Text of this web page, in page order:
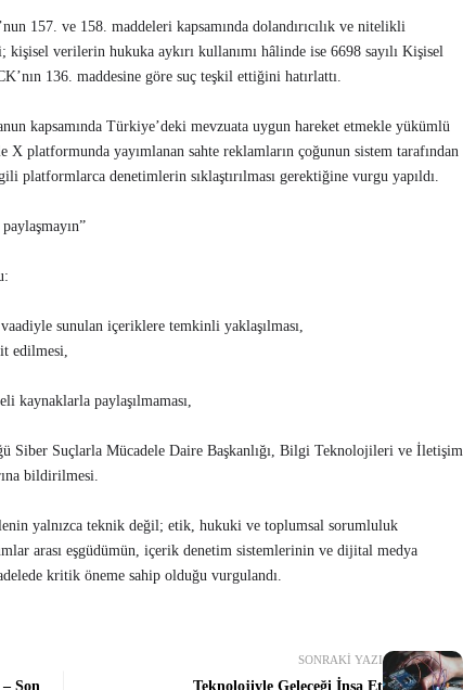
157. ve 158. maddeleri kapsamında dolandırıcılık ve nitelikli
verilerin hukuka aykırı kullanımı hâlinde ise 6698 sayılı Kişisel
136. maddesine göre suç teşkil ettiğini hatırlattı.
kapsamında Türkiye’deki mevzuata uygun hareket etmekle yükümlü
platformunda yayımlanan sahte reklamların çoğunun sistem tarafından
platformlarca denetimlerin sıklaştırılması gerektiğine vurgu yapıldı.
sunulan içeriklere temkinli yaklaşılması,
edilmesi,
kaynaklarla paylaşılmaması,
Siber Suçlarla Mücadele Daire Başkanlığı, Bilgi Teknolojileri ve İletişim
bildirilmesi.
yalnızca teknik değil; etik, hukuki ve toplumsal sorumluluk
arası eşgüdümün, içerik denetim sistemlerinin ve dijital medya
kritik öneme sahip olduğu vurgulandı.
Son
SONRAKI YAZI
Teknolojiyle Geleceği İnşa Et